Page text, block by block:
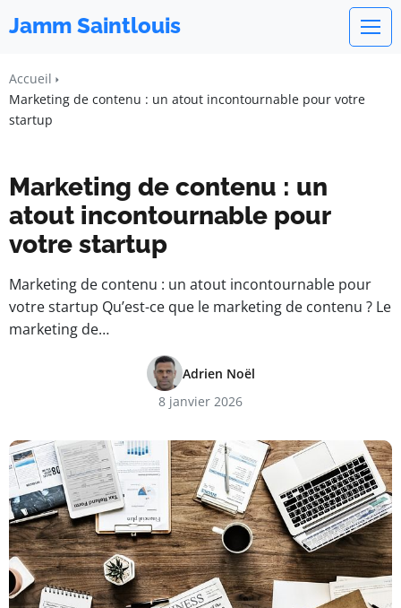
Jamm Saintlouis
Accueil
Marketing de contenu : un atout incontournable pour votre
startup
Marketing de contenu : un
atout incontournable pour
votre startup
Marketing de contenu : un atout incontournable pour
votre startup Qu’est-ce que le marketing de contenu ? Le
marketing de…
Adrien Noël
8 janvier 2026